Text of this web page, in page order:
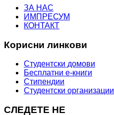
ЗА НАС
ИМПРЕСУМ
КОНТАКТ
Корисни линкови
Студентски домови
Бесплатни е-книги
Стипендии
Студентски организации
СЛЕДЕТЕ НЕ